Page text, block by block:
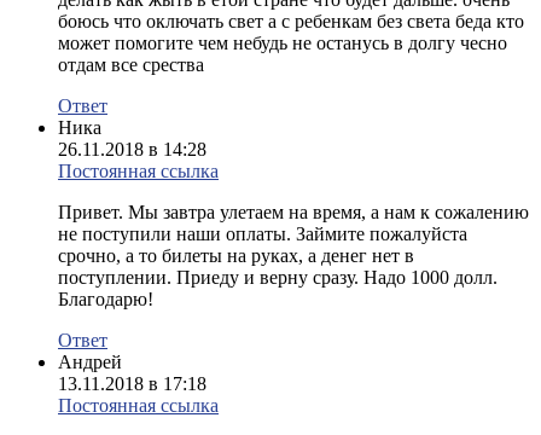
боюсь что оключать свет а с ребенкам без света беда кто
может помогите чем небудь не останусь в долгу чесно
отдам все срества
Ответ
Ника
26.11.2018 в 14:28
Постоянная ссылка
Привет. Мы завтра улетаем на время, а нам к сожалению
не поступили наши оплаты. Займите пожалуйста
срочно, а то билеты на руках, а денег нет в
поступлении. Приеду и верну сразу. Надо 1000 долл.
Благодарю!
Ответ
Андрей
13.11.2018 в 17:18
Постоянная ссылка